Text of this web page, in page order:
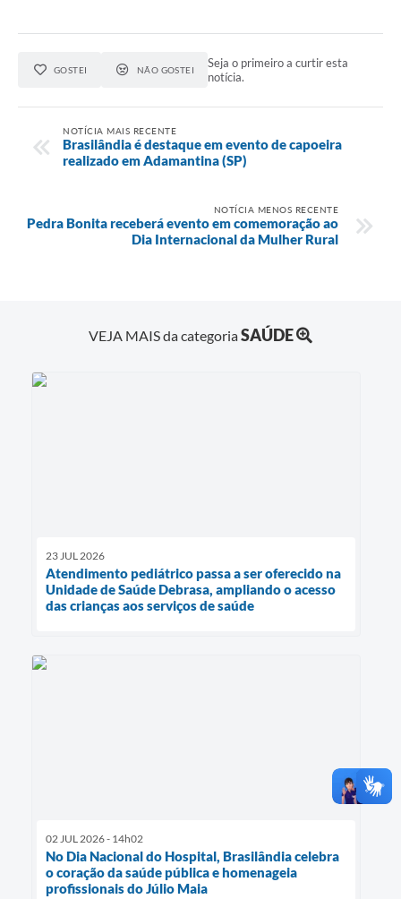
GOSTEI NÃO GOSTEI
Seja o primeiro a curtir esta
notícia.
NOTÍCIA MAIS RECENTE
Brasilândia é destaque em evento de capoeira
realizado em Adamantina (SP)
NOTÍCIA MENOS RECENTE
Pedra Bonita receberá evento em comemoração ao
Dia Internacional da Mulher Rural
VEJA MAIS da categoriaSAÚDE
23 JUL 2026
Atendimento pediátrico passa a ser oferecido na
Unidade de Saúde Debrasa, ampliando o acesso
das crianças aos serviços de saúde
02 JUL 2026 - 14h02
No Dia Nacional do Hospital, Brasilândia celebra
o coração da saúde pública e homenageia
profissionais do Júlio Maia